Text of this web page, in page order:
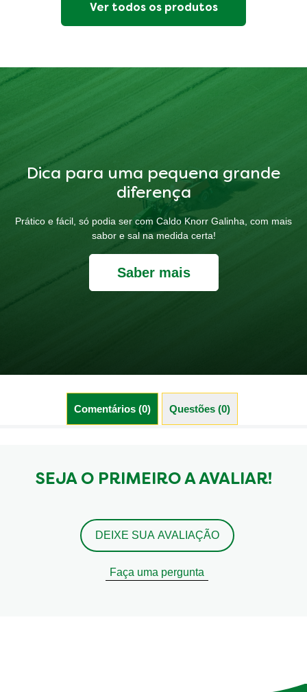
Ver todos os produtos
Dica para uma pequena grande
diferença
Prático e fácil, só podia ser com Caldo Knorr Galinha, com mais
sabor e sal na medida certa!
Saber mais
Comentários (0) Questões (0)
SEJA O PRIMEIRO A AVALIAR!
DEIXE SUA AVALIAÇÃO
Faça uma pergunta